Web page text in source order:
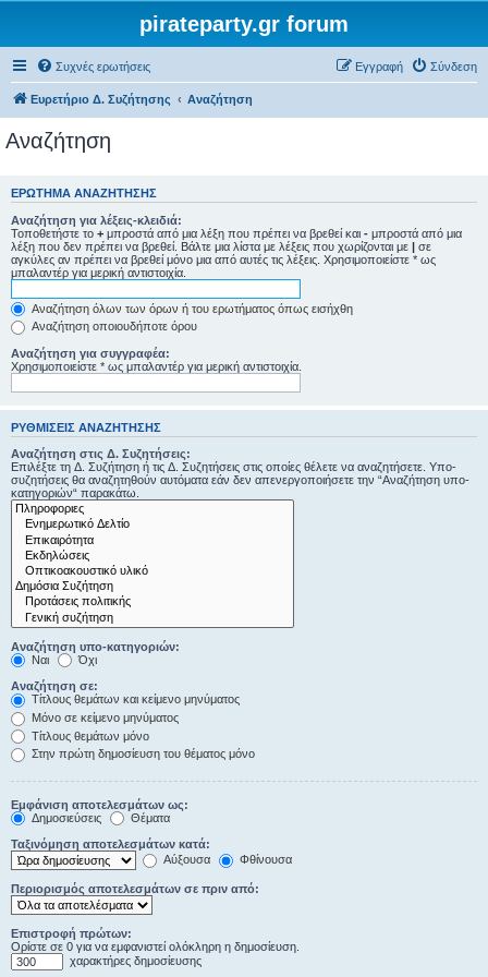
pirateparty.gr forum
Συχνές ερωτήσεις Σύνδεση
Εγγραφή
Ευρετήριο Δ. Συζήτησης Αναζήτηση
Αναζήτηση
ΕΡΏΤΗΜΑ ΑΝΑΖΉΤΗΣΗΣ
Αναζήτηση για λέξεις-κλειδιά:
Τοποθετήστε το + μπροστά από μια λέξη που πρέπει να βρεθεί και - μπροστά από μια
λέξη που δεν πρέπει να βρεθεί. Βάλτε μια λίστα με λέξεις που χωρίζονται με | σε
αγκύλες αν πρέπει να βρεθεί μόνο μια από αυτές τις λέξεις. Χρησιμοποιείστε * ως
μπαλαντέρ για μερική αντιστοιχία.
Αναζήτηση όλων των όρων ή του ερωτήματος όπως εισήχθη
Αναζήτηση οποιουδήποτε όρου
Αναζήτηση για συγγραφέα:
Χρησιμοποιείστε * ως μπαλαντέρ για μερική αντιστοιχία.
ΡΥΘΜΊΣΕΙΣ ΑΝΑΖΉΤΗΣΗΣ
Αναζήτηση στις Δ. Συζητήσεις:
Επιλέξτε τη Δ. Συζήτηση ή τις Δ. Συζητήσεις στις οποίες θέλετε να αναζητήσετε. Υπο-
συζητήσεις θα αναζητηθούν αυτόματα εάν δεν απενεργοποιήσετε την “Αναζήτηση υπο-
κατηγοριών“ παρακάτω.
Αναζήτηση υπο-κατηγοριών:
Ναι
Όχι
Αναζήτηση σε:
Τίτλους θεμάτων και κείμενο μηνύματος
Μόνο σε κείμενο μηνύματος
Τίτλους θεμάτων μόνο
Στην πρώτη δημοσίευση του θέματος μόνο
Εμφάνιση αποτελεσμάτων ως:
Δημοσιεύσεις
Θέματα
Ταξινόμηση αποτελεσμάτων κατά:
Αύξουσα
Φθίνουσα
Περιορισμός αποτελεσμάτων σε πριν από:
Επιστροφή πρώτων:
Ορίστε σε 0 για να εμφανιστεί ολόκληρη η δημοσίευση.
χαρακτήρες δημοσίευσης